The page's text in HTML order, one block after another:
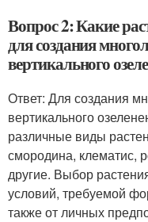
Вопрос 2: Какие
для создания
вертикального
Ответ: Для создания
вертикального
различные виды
смородина, клематис,
другие. Выбор
условий, требуемой
также от личных